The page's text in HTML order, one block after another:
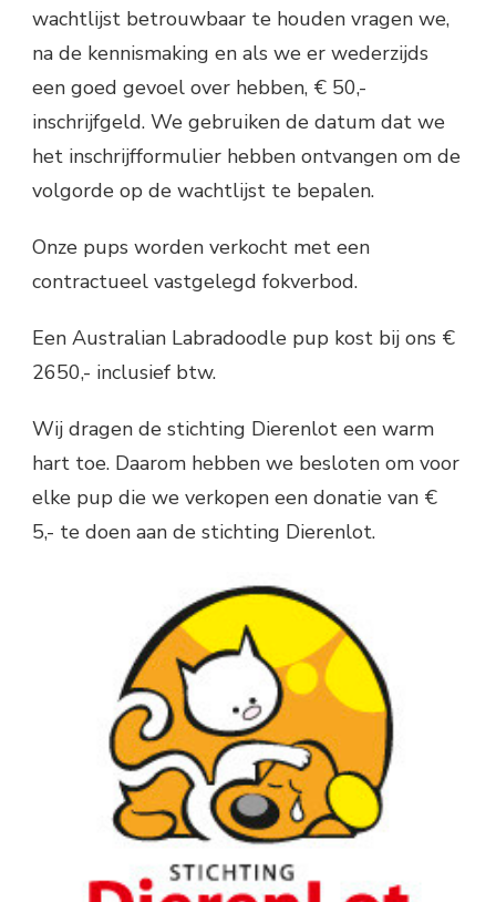
wachtlijst betrouwbaar te houden vragen we,
na de kennismaking en als we er wederzijds
een goed gevoel over hebben, € 50,-
inschrijfgeld. We gebruiken de datum dat we
het inschrijfformulier hebben ontvangen om de
volgorde op de wachtlijst te bepalen.
Onze pups worden verkocht met een
contractueel vastgelegd fokverbod.
Een Australian Labradoodle pup kost bij ons €
2650,- inclusief btw.
Wij dragen de stichting Dierenlot een warm
hart toe. Daarom hebben we besloten om voor
elke pup die we verkopen een donatie van €
5,- te doen aan de stichting Dierenlot.